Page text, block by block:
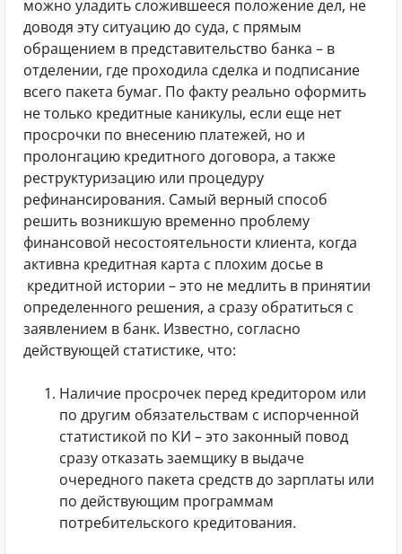
можно уладить сложившееся положение дел, не
доводя эту ситуацию до суда, с прямым
обращением в представительство банка – в
отделении, где проходила сделка и подписание
всего пакета бумаг. По факту реально оформить
не только кредитные каникулы, если еще нет
просрочки по внесению платежей, но и
пролонгацию кредитного договора, а также
реструктуризацию или процедуру
рефинансирования. Самый верный способ
решить возникшую временно проблему
финансовой несостоятельности клиента, когда
активна кредитная карта с плохим досье в
кредитной истории – это не медлить в принятии
определенного решения, а сразу обратиться с
заявлением в банк. Известно, согласно
действующей статистике, что:
Наличие просрочек перед кредитором или
по другим обязательствам с испорченной
статистикой по КИ – это законный повод
сразу отказать заемщику в выдаче
очередного пакета средств до зарплаты или
по действующим программам
потребительского кредитования.